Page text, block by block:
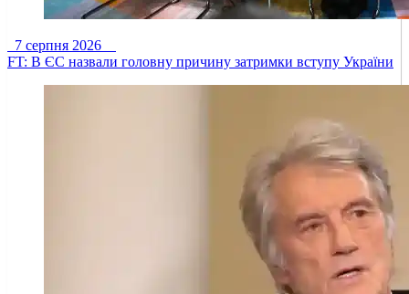
7 серпня 2026
FT: В ЄС назвали головну причину затримки вступу України